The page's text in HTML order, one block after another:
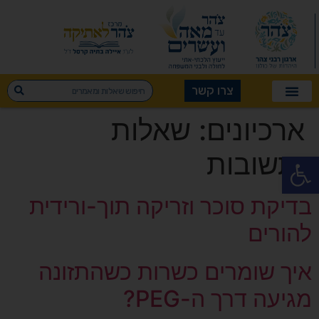
פתח סרגל נגישות
צרו קשר
ארכיונים: שאלות
ותשובות
בדיקת סוכר וזריקה תוך-ורידית
להורים
איך שומרים כשרות כשהתזונה
מגיעה דרך ה-PEG?